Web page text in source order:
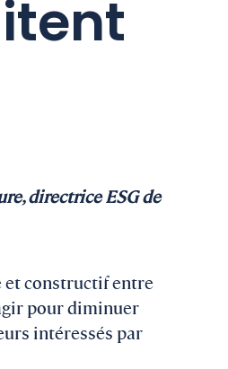
directrice ESG de
et constructif entre
pour diminuer
intéressés par